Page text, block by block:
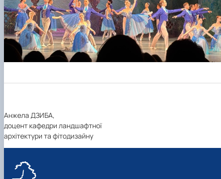
Анжела ДЗИБА,
доцент кафедри ландшафтної
архітектури та фітодизайну